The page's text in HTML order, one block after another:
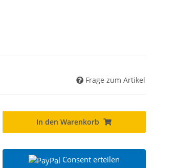
Frage zum Artikel
In den Warenkorb
Consent erteilen